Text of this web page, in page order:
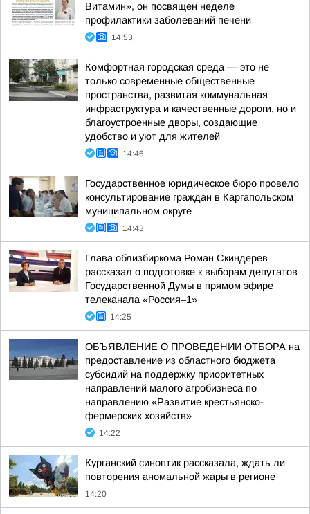
Витамин», он посвящен неделе
профилактики заболеваний печени
14:53
Комфортная городская среда — это не
только современные общественные
пространства, развитая коммунальная
инфраструктура и качественные дороги, но и
благоустроенные дворы, создающие
удобство и уют для жителей
14:46
Государственное юридическое бюро провело
консультирование граждан в Каргапольском
муниципальном округе
14:43
Глава облизбиркома Роман Скиндерев
рассказал о подготовке к выборам депутатов
Государственной Думы в прямом эфире
телеканала «Россия–1»
14:25
ОБЪЯВЛЕНИЕ О ПРОВЕДЕНИИ ОТБОРА на
предоставление из областного бюджета
субсидий на поддержку приоритетных
направлений малого агробизнеса по
направлению «Развитие крестьянско-
фермерских хозяйств»
14:22
Курганский синоптик рассказала, ждать ли
повторения аномальной жары в регионе
14:20